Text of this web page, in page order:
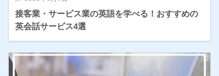
接客業・サービス業の英語を学べる！おすすめの
英会話サービス4選